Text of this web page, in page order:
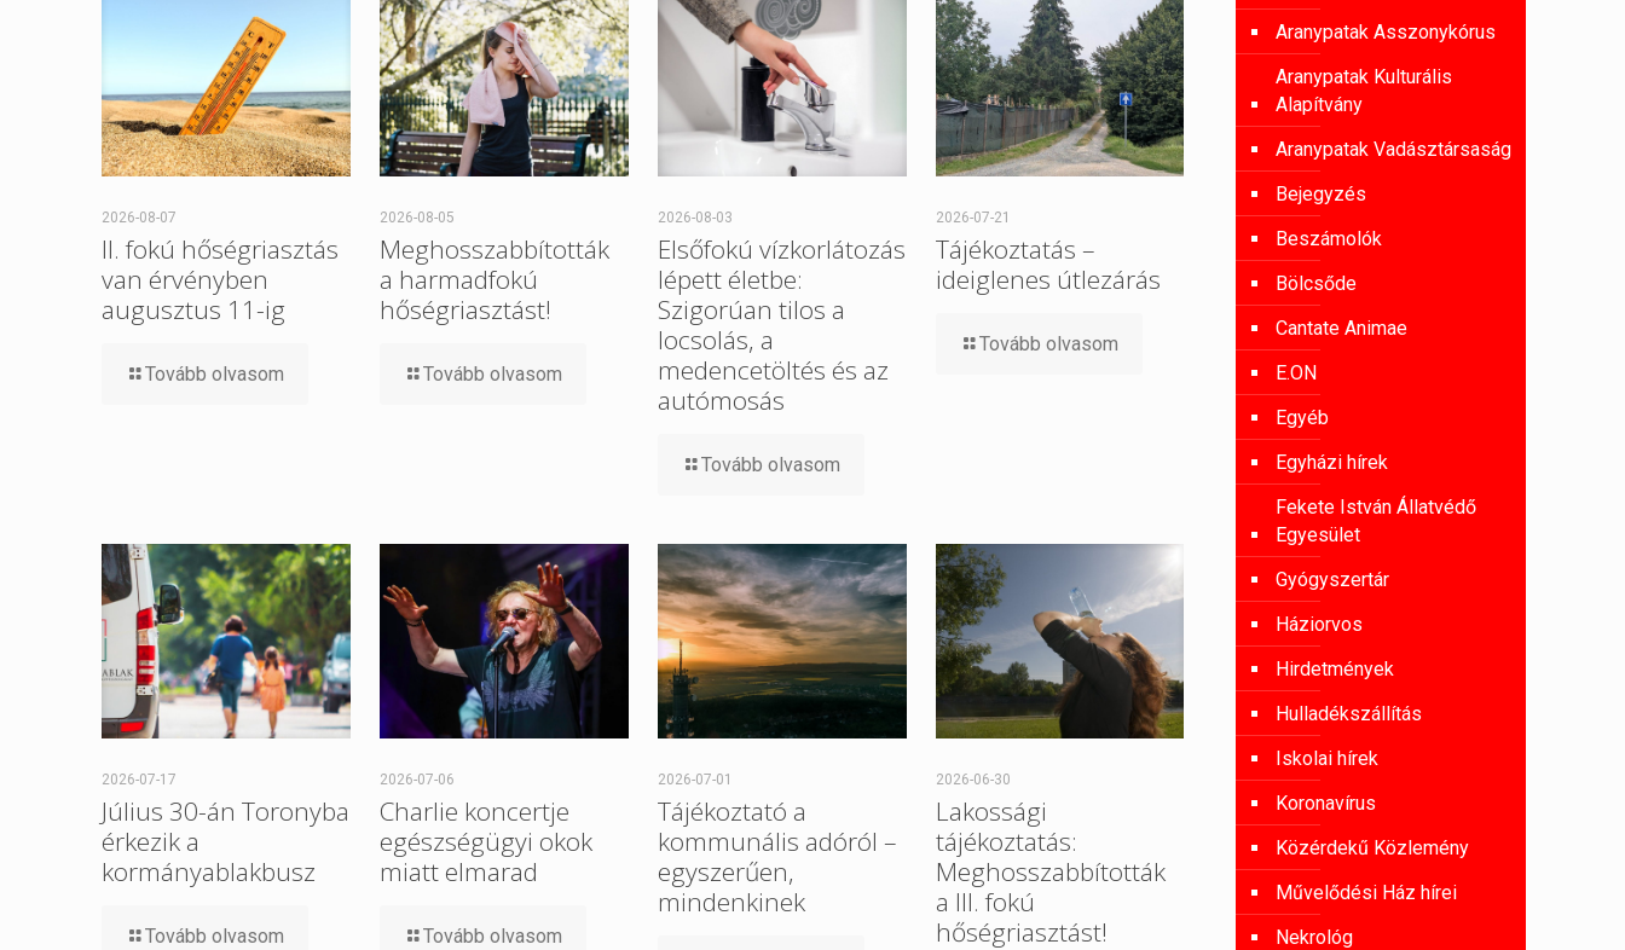
2026-08-07
II. fokú hőségriasztás
van érvényben
augusztus 11-ig
Tovább olvasom
2026-08-05
Meghosszabbították
a harmadfokú
hőségriasztást!
Tovább olvasom
2026-08-03
Elsőfokú vízkorlátozás
lépett életbe:
Szigorúan tilos a
locsolás, a
medencetöltés és az
autómosás
Tovább olvasom
2026-07-21
Tájékoztatás –
ideiglenes útlezárás
Tovább olvasom
2026-07-17
Július 30-án Toronyba
érkezik a
kormányablakbusz
Tovább olvasom
2026-07-06
Charlie koncertje
egészségügyi okok
miatt elmarad
Tovább olvasom
2026-07-01
Tájékoztató a
kommunális adóról –
egyszerűen,
mindenkinek
2026-06-30
Lakossági
tájékoztatás:
Meghosszabbították
a III. fokú
hőségriasztást!
Aranypatak Asszonykórus
Aranypatak Kulturális
Alapítvány
Aranypatak Vadásztársaság
Bejegyzés
Beszámolók
Bölcsőde
Cantate Animae
E.ON
Egyéb
Egyházi hírek
Fekete István Állatvédő
Egyesület
Gyógyszertár
Háziorvos
Hirdetmények
Hulladékszállítás
Iskolai hírek
Koronavírus
Közérdekű Közlemény
Művelődési Ház hírei
Nekrológ